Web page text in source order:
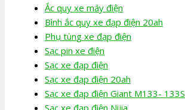
Ắc quy xe máy điện
Bình ắc quy xe đạp điện 20ah
Phụ tùng xe đạp điện
Sạc pin xe điện
Sạc xe đạp điện
Sạc xe đạp điện 20ah
Sạc xe đạp điện Giant M133- 133S
Sạc xe đạp điện Nijia